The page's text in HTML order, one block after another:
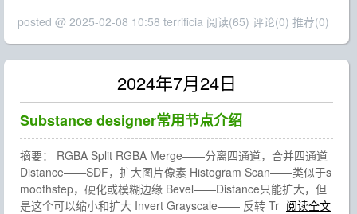
posted @ 2025-02-08 10:58 terrificia 阅读(65) 评论(0) 推荐(0)
2024年7月24日
Substance designer常用节点介绍
摘要： RGBA Split RGBA Merge——分离四通道，合并四通道
Distance——SDF，扩大图片像素 Histogram Scan——类似于s
moothstep，硬化或模糊边缘 Bevel——Distance只能扩大，但
是这个可以缩小和扩大 Invert Grayscale—— 反转 Tr 阅读全文